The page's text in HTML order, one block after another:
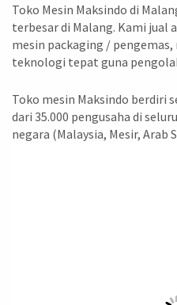
Toko Mesin Maksindo di
terbesar di Malang. Kami jual
mesin packaging /
teknologi tepat guna
Toko mesin Maksindo berdiri
dari 35.000 pengusaha di
negara (Malaysia, Mesir, Arab